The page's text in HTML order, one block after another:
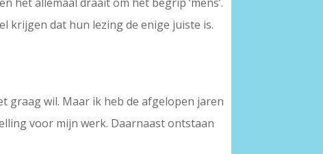
krijgen dat hun lezing de enige juiste is.
graag wil. Maar ik heb de afgelopen jaren
voor mijn werk. Daarnaast ontstaan